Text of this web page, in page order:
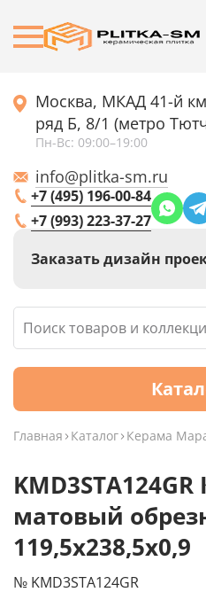
Москва, МКАД 41-й
ряд Б, 8/1 (метро
Пн-Вс: 09:00–19:00
info@plitka-sm.ru
+7 (495) 196-00-84
+7 (993) 223-37-27
Заказать дизайн
Главная Каталог Керама
матовый
119,5x238,5x0,9
№ KMD3STA124GR